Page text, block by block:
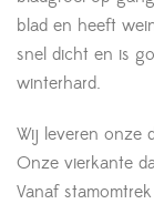
blad en heeft
snel dicht en is
winterhard.
Wij leveren onze
Onze vierkante
Vanaf